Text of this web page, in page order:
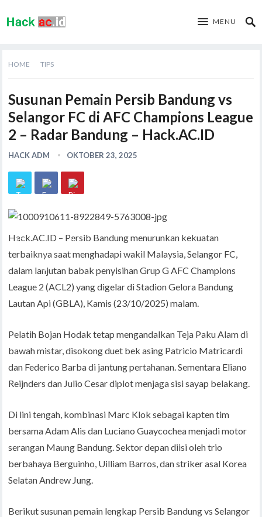
MENU
HOME TIPS
Susunan Pemain Persib Bandung vs
Selangor FC di AFC Champions League
2 – Radar Bandung – Hack.AC.ID
HACK ADM OKTOBER 23, 2025
Hack.AC.ID – Persib Bandung menurunkan kekuatan
terbaiknya saat menghadapi wakil Malaysia, Selangor FC,
dalam lanjutan babak penyisihan Grup G AFC Champions
League 2 (ACL2) yang digelar di Stadion Gelora Bandung
Lautan Api (GBLA), Kamis (23/10/2025) malam.
Pelatih Bojan Hodak tetap mengandalkan Teja Paku Alam di
bawah mistar, disokong duet bek asing Patricio Matricardi
dan Federico Barba di jantung pertahanan. Sementara Eliano
Reijnders dan Julio Cesar diplot menjaga sisi sayap belakang.
Di lini tengah, kombinasi Marc Klok sebagai kapten tim
bersama Adam Alis dan Luciano Guaycochea menjadi motor
serangan Maung Bandung. Sektor depan diisi oleh trio
berbahaya Berguinho, Uilliam Barros, dan striker asal Korea
Selatan Andrew Jung.
Berikut susunan pemain lengkap Persib Bandung vs Selangor